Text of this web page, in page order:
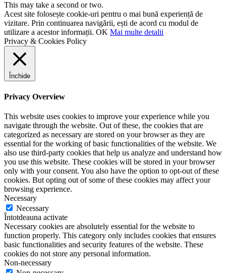
This may take a second or two.
Acest site folosește cookie-uri pentru o mai bună experiență de
vizitare. Prin continuarea navigării, ești de acord cu modul de
utilizare a acestor informații. OK Mai multe detalii
Privacy & Cookies Policy
Închide
Privacy Overview
This website uses cookies to improve your experience while you
navigate through the website. Out of these, the cookies that are
categorized as necessary are stored on your browser as they are
essential for the working of basic functionalities of the website. We
also use third-party cookies that help us analyze and understand how
you use this website. These cookies will be stored in your browser
only with your consent. You also have the option to opt-out of these
cookies. But opting out of some of these cookies may affect your
browsing experience.
Necessary
Necessary
Întotdeauna activate
Necessary cookies are absolutely essential for the website to
function properly. This category only includes cookies that ensures
basic functionalities and security features of the website. These
cookies do not store any personal information.
Non-necessary